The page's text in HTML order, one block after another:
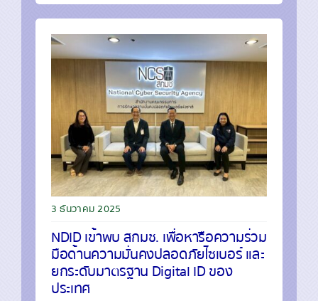
3 ธันวาคม 2025
NDID เข้าพบ สกมช. เพื่อหารือความร่วม
มือด้านความมั่นคงปลอดภัยไซเบอร์ และ
ยกระดับมาตรฐาน Digital ID ของ
ประเทศ